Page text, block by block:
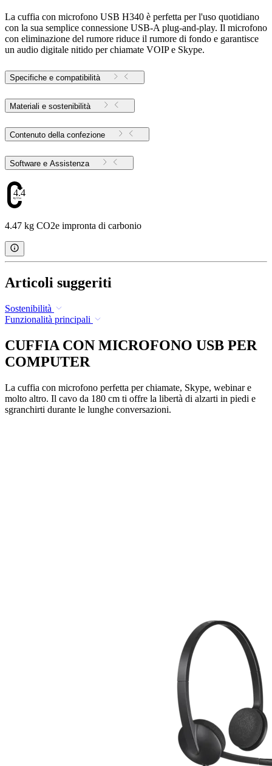
La cuffia con microfono USB H340 è perfetta per l'uso quotidiano
con la sua semplice connessione USB-A plug-and-play. Il microfono
con eliminazione del rumore riduce il rumore di fondo e garantisce
un audio digitale nitido per chiamate VOIP e Skype.
Specifiche e compatibilità
Materiali e sostenibilità
Contenuto della confezione
Software e Assistenza
4.47
4.47 kg CO2e impronta di carbonio
Articoli suggeriti
Sostenibilità
Funzionalità principali
CUFFIA CON MICROFONO USB PER
COMPUTER
La cuffia con microfono perfetta per chiamate, Skype, webinar e
molto altro. Il cavo da 180 cm ti offre la libertà di alzarti in piedi e
sgranchirti durante le lunghe conversazioni.